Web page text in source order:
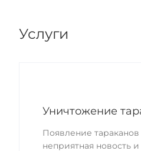
Услуги
Уничтожение
Появление тараканов
неприятная новость